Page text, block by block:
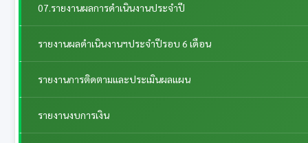
07.รายงานผลการดำเนินงานประจำปี
รายงานผลดำเนินงานฯประจำปีรอบ 6 เดือน
รายงานการติดตามและประเมินผลแผน
รายงานงบการเงิน